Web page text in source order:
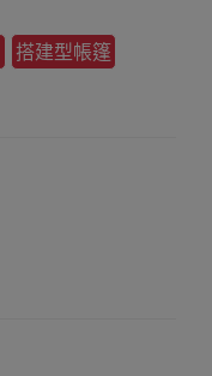
搭建型帳篷